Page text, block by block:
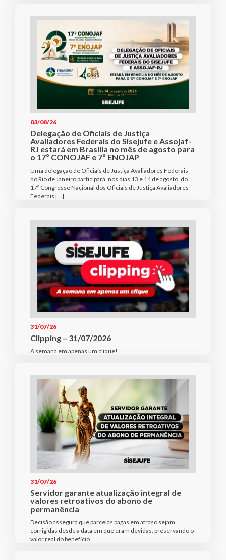
03/08/26
Delegação de Oficiais de Justiça
Avaliadores Federais do Sisejufe e Assojaf-
RJ estará em Brasília no mês de agosto para
o 17º CONOJAF e 7º ENOJAP
Uma delegação de Oficiais de Justiça Avaliadores Federais
do Rio de Janeiro participará, nos dias 13 e 14 de agosto, do
17º Congresso Nacional dos Oficiais de Justiça Avaliadores
Federais […]
31/07/26
Clipping – 31/07/2026
A semana em apenas um clique!
31/07/26
Servidor garante atualização integral de
valores retroativos do abono de
permanência
Decisão assegura que parcelas pagas em atraso sejam
corrigidas desde a data em que eram devidas, preservando o
valor real do benefício